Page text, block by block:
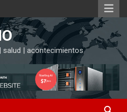
| acontecimientos